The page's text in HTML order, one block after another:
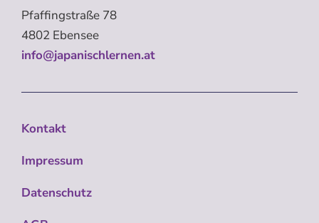
Pfaffingstraße 78
4802 Ebensee
info@japanischlernen.at
Kontakt
Impressum
Datenschutz